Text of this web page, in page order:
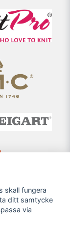
skall fungera
ditt samtycke
via